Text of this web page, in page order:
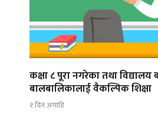
कक्षा ८ पूरा नगरेका तथा विद्यालय
बालबालिकालाई वैकल्पिक शिक्षा
१ दिन अगाडि